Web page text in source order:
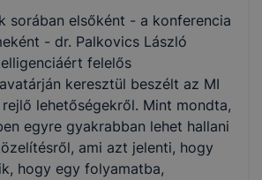
sorában elsőként - a konferencia
- dr. Palkovics László
felelős
keresztül beszélt az MI
lehetőségekről. Mint mondta,
egyre gyakrabban lehet hallani
ami azt jelenti, hogy
hogy egy folyamatba,